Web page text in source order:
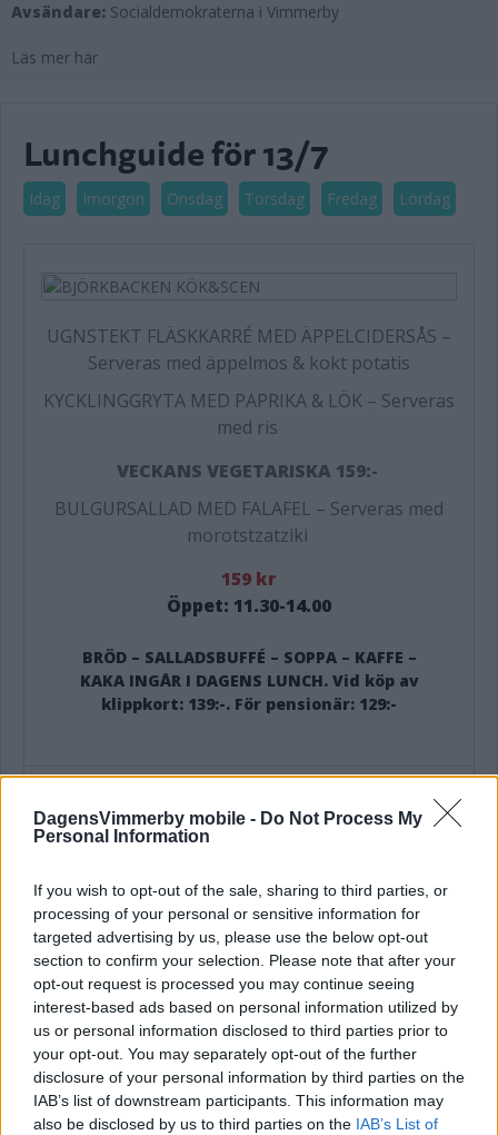
DagensVimmerby mobile - Do Not Process My
Personal Information
If you wish to opt-out of the sale, sharing to third parties, or
processing of your personal or sensitive information for
targeted advertising by us, please use the below opt-out
section to confirm your selection. Please note that after your
opt-out request is processed you may continue seeing
interest-based ads based on personal information utilized by
us or personal information disclosed to third parties prior to
your opt-out. You may separately opt-out of the further
disclosure of your personal information by third parties on the
IAB’s list of downstream participants. This information may
also be disclosed by us to third parties on the IAB’s List of
Avsändare: Socialdemokraterna i Vimmerby
Läs mer här
Lunchguide för 13/7
Idag Imorgon Onsdag Torsdag Fredag Lördag
UGNSTEKT FLÄSKKARRÉ MED ÄPPELCIDERSÅS –
Serveras med äppelmos & kokt potatis
KYCKLINGGRYTA MED PAPRIKA & LÖK – Serveras
med ris
VECKANS VEGETARISKA 159:-
BULGURSALLAD MED FALAFEL – Serveras med
morotstzatziki
159 kr
Öppet: 11.30-14.00
BRÖD – SALLADSBUFFÉ – SOPPA – KAFFE –
KAKA INGÅR I DAGENS LUNCH. Vid köp av
klippkort: 139:-. För pensionär: 129:-
Småländska isterband serveras med dillstuvad
potatis samt rödbetor
Dagens Fisk:
Ångad sej serveras med rökt lax serveras med
hummersås samt kokt potatis
Veckans Vegetariska:Halloumi med fransk
potatissallad
Veckans Pasta:Strimlad biff med smak av tryffel